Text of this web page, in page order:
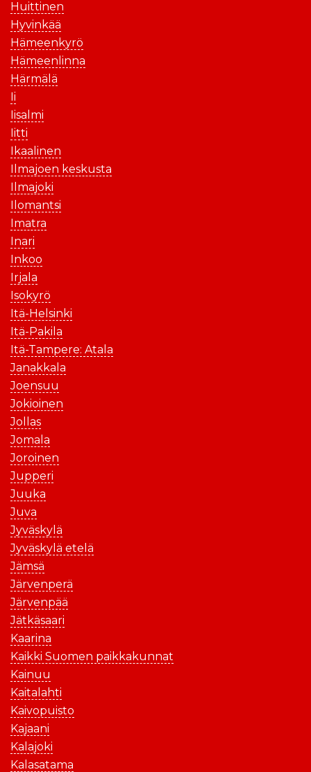
Huittinen
Hyvinkää
Hämeenkyrö
Hämeenlinna
Härmälä
Ii
Iisalmi
Iitti
Ikaalinen
Ilmajoen keskusta
Ilmajoki
Ilomantsi
Imatra
Inari
Inkoo
Irjala
Isokyrö
Itä-Helsinki
Itä-Pakila
Itä-Tampere: Atala
Janakkala
Joensuu
Jokioinen
Jollas
Jomala
Joroinen
Jupperi
Juuka
Juva
Jyväskylä
Jyväskylä etelä
Jämsä
Järvenperä
Järvenpää
Jätkäsaari
Kaarina
Kaikki Suomen paikkakunnat
Kainuu
Kaitalahti
Kaivopuisto
Kajaani
Kalajoki
Kalasatama